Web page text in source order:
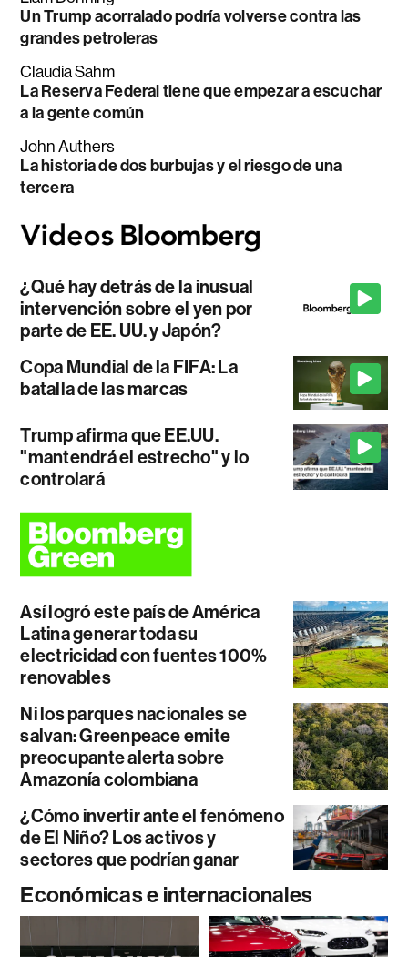
Un Trump acorralado podría volverse contra las
grandes petroleras
Claudia Sahm
La Reserva Federal tiene que empezar a escuchar
a la gente común
John Authers
La historia de dos burbujas y el riesgo de una
tercera
¿Qué hay detrás de la inusual
intervención sobre el yen por
parte de EE. UU. y Japón?
Copa Mundial de la FIFA: La
batalla de las marcas
Trump afirma que EE.UU.
"mantendrá el estrecho" y lo
controlará
Así logró este país de América
Latina generar toda su
electricidad con fuentes 100%
renovables
Ni los parques nacionales se
salvan: Greenpeace emite
preocupante alerta sobre
Amazonía colombiana
¿Cómo invertir ante el fenómeno
de El Niño? Los activos y
sectores que podrían ganar
Económicas e internacionales